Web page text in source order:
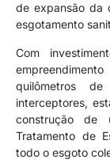
de expansão da
esgotamento
Com
quilômetros
interceptores,
construção de
Tratamento de
todo o esgoto